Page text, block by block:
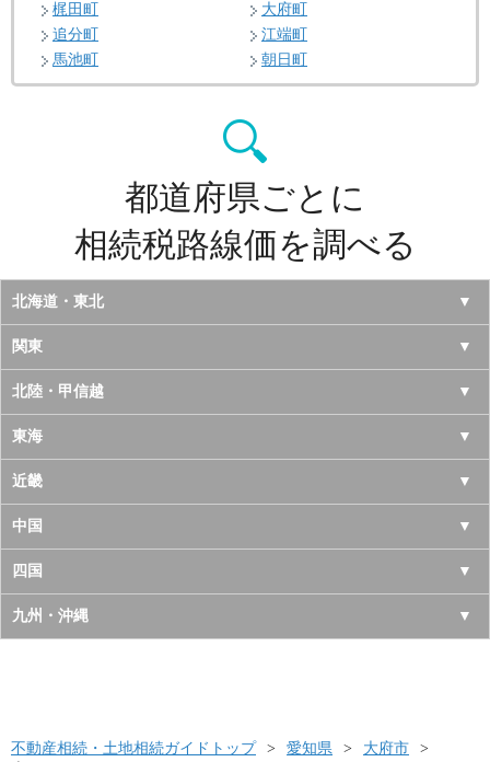
梶田町
大府町
追分町
江端町
馬池町
朝日町
都道府県ごとに
相続税路線価を調べる
北海道・東北
北海道
青森県
岩手県
宮城県
秋田県
山形県
福島県
関東
東京都
神奈川県
千葉県
埼玉県
茨城県
栃木県
北陸・甲信越
山梨県
長野県
新潟県
富山県
石川県
東海
愛知県
岐阜県
三重県
静岡県
近畿
大阪府
京都府
兵庫県
和歌山県
中国
鳥取県
島根県
山口県
四国
徳島県
高知県
九州・沖縄
長崎県
不動産相続・土地相続ガイドトップ 愛知県
大府市